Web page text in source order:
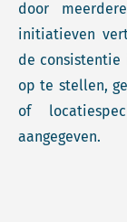
door
initiatieven
de consistentie
op te stellen,
of
aangegeven.